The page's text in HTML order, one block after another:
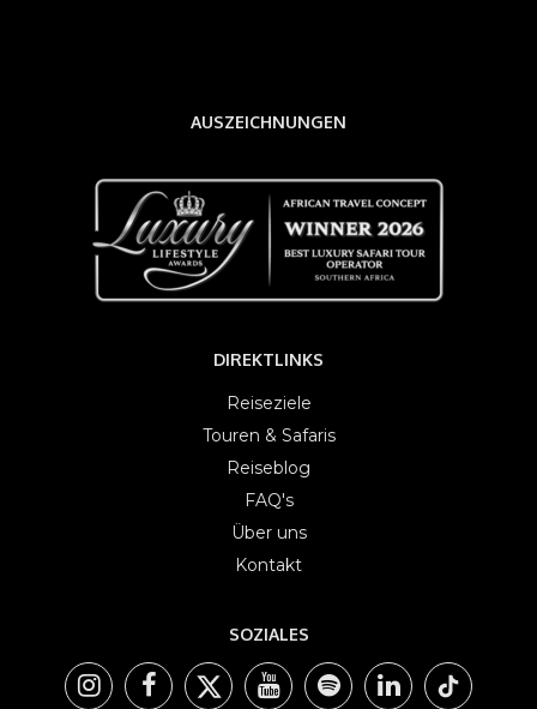
AUSZEICHNUNGEN
DIREKTLINKS
Reiseziele
Touren & Safaris
Reiseblog
FAQ's
Über uns
Kontakt
SOZIALES